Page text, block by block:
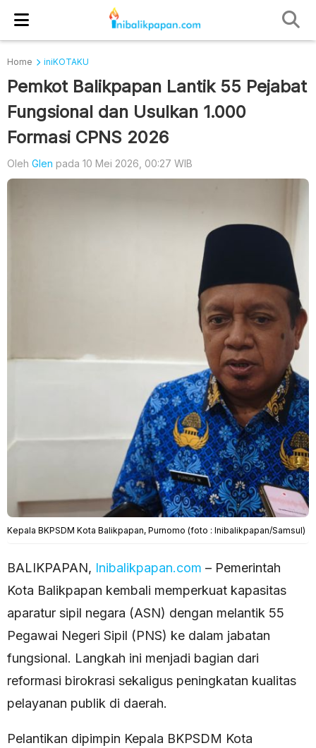
Home iniKOTAKU
Pemkot Balikpapan Lantik 55 Pejabat
Fungsional dan Usulkan 1.000
Formasi CPNS 2026
Oleh Glen pada 10 Mei 2026, 00:27 WIB
Kepala BKPSDM Kota Balikpapan, Purnomo (foto : Inibalikpapan/Samsul)
BALIKPAPAN, Inibalikpapan.com – Pemerintah
Kota Balikpapan kembali memperkuat kapasitas
aparatur sipil negara (ASN) dengan melantik 55
Pegawai Negeri Sipil (PNS) ke dalam jabatan
fungsional. Langkah ini menjadi bagian dari
reformasi birokrasi sekaligus peningkatan kualitas
pelayanan publik di daerah.
Pelantikan dipimpin Kepala BKPSDM Kota